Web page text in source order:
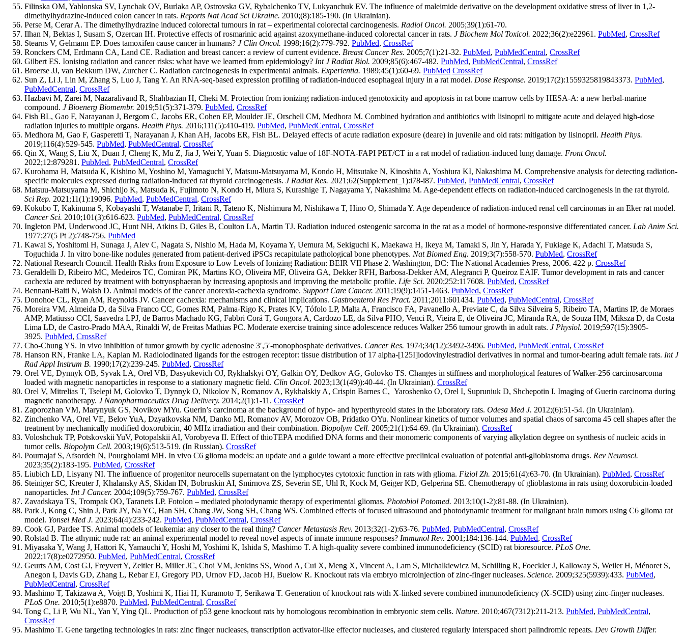
Filinska OM, Yablonska SV, Lynchak OV, Burlaka AP, Ostrovska GV, Rybalchenko TV, Lukyanchuk EV. The influence of maleimide derivative on the development oxidative stress of liver in 1,2-
dimethylhydrazine-induced colon cancer in rats. Reports Nat Acad Sci Ukraine. 2010;(8):185-190. (In Ukrainian).
Perse M, Cerar A. The dimethylhydrazine induced colorectal tumours in rat – experimental colorectal carcinogenesis. Radiol Oncol. 2005;39(1):61-70.
Ilhan N, Bektas I, Susam S, Ozercan IH. Protective effects of rosmarinic acid against azoxymethane-induced colorectal cancer in rats. J Biochem Mol Toxicol. 2022;36(2):e22961. PubMed, CrossRef
Stearns V, Gelmann EP. Does tamoxifen cause cancer in humans? J Clin Oncol. 1998;16(2):779-792. PubMed, CrossRef
Ronckers CM, Erdmann CA, Land CE. Radiation and breast cancer: a review of current evidence. Breast Cancer Res. 2005;7(1):21-32. PubMed, PubMedCentral, CrossRef
Gilbert ES. Ionising radiation and cancer risks: what have we learned from epidemiology? Int J Radiat Biol. 2009;85(6):467-482. PubMed, PubMedCentral, CrossRef
Broerse JJ, van Bekkum DW, Zurcher C. Radiation carcinogenesis in experimental animals. Experientia. 1989;45(1):60-69. PubMed CrossRef
Sun Z, Li J, Lin M, Zhang S, Luo J, Tang Y. An RNA-seq-based expression profiling of radiation-induced esophageal injury in a rat model. Dose Response. 2019;17(2):1559325819843373. PubMed,
PubMedCentral, CrossRef
Hazbavi M, Zarei M, Nazaralivand R, Shahbazian H, Cheki M. Protection from ionizing radiation-induced genotoxicity and apoptosis in rat bone marrow cells by HESA-A: a new herbal-marine
compound. J Bioenerg Biomembr. 2019;51(5):371-379. PubMed, CrossRef
Fish BL, Gao F, Narayanan J, Bergom C, Jacobs ER, Cohen EP, Moulder JE, Orschell CM, Medhora M. Combined hydration and antibiotics with lisinopril to mitigate acute and delayed high-dose
radiation injuries to multiple organs. Health Phys. 2016;111(5):410-419. PubMed, PubMedCentral, CrossRef
Medhora M, Gao F, Gasperetti T, Narayanan J, Khan AH, Jacobs ER, Fish BL. Delayed effects of acute radiation exposure (deare) in juvenile and old rats: mitigation by lisinopril. Health Phys.
2019;116(4):529-545. PubMed, PubMedCentral, CrossRef
Qin X, Wang S, Liu X, Duan J, Cheng K, Mu Z, Jia J, Wei Y, Yuan S. Diagnostic value of 18F-NOTA-FAPI PET/CT in a rat model of radiation-induced lung damage. Front Oncol.
2022;12:879281. PubMed, PubMedCentral, CrossRef
Kurohama H, Matsuda K, Kishino M, Yoshino M, Yamaguchi Y, Matsuu-Matsuyama M, Kondo H, Mitsutake N, Kinoshita A, Yoshiura KI, Nakashima M. Comprehensive analysis for detecting radiation-
specific molecules expressed during radiation-induced rat thyroid carcinogenesis. J Radiat Res. 2021;62(Supplement_1):i78-i87. PubMed, PubMedCentral, CrossRef
Matsuu-Matsuyama M, Shichijo K, Matsuda K, Fujimoto N, Kondo H, Miura S, Kurashige T, Nagayama Y, Nakashima M. Age-dependent effects on radiation-induced carcinogenesis in the rat thyroid.
Sci Rep. 2021;11(1):19096. PubMed, PubMedCentral, CrossRef
Kokubo T, Kakinuma S, Kobayashi T, Watanabe F, Iritani R, Tateno K, Nishimura M, Nishikawa T, Hino O, Shimada Y. Age dependence of radiation-induced renal cell carcinomas in an Eker rat model.
Cancer Sci. 2010;101(3):616-623. PubMed, PubMedCentral, CrossRef
Ingleton PM, Underwood JC, Hunt NH, Atkins D, Giles B, Coulton LA, Martin TJ. Radiation induced osteogenic sarcoma in the rat as a model of hormone-responsive differentiated cancer. Lab Anim Sci.
1977;27(5 Pt 2):748-756. PubMed
Kawai S, Yoshitomi H, Sunaga J, Alev C, Nagata S, Nishio M, Hada M, Koyama Y, Uemura M, Sekiguchi K, Maekawa H, Ikeya M, Tamaki S, Jin Y, Harada Y, Fukiage K, Adachi T, Matsuda S,
Toguchida J. In vitro bone-like nodules generated from patient-derived iPSCs recapitulate pathological bone phenotypes. Nat Biomed Eng. 2019;3(7):558-570. PubMed, CrossRef
National Research Council. Health Risks from Exposure to Low Levels of Ionizing Radiation: BEIR VII Phase 2. Washington, DC: The National Academies Press, 2006. 422 p. CrossRef
Geraldelli D, Ribeiro MC, Medeiros TC, Comiran PK, Martins KO, Oliveira MF, Oliveira GA, Dekker RFH, Barbosa-Dekker AM, Alegranci P, Queiroz EAIF. Tumor development in rats and cancer
cachexia are reduced by treatment with botryosphaeran by increasing apoptosis and improving the metabolic profile. Life Sci. 2020;252:117608. PubMed, CrossRef
Bennani-Baiti N, Walsh D. Animal models of the cancer anorexia-cachexia syndrome. Support Care Cancer. 2011;19(9):1451-1463. PubMed, CrossRef
Donohoe CL, Ryan AM, Reynolds JV. Cancer cachexia: mechanisms and clinical implications. Gastroenterol Res Pract. 2011;2011:601434. PubMed, PubMedCentral, CrossRef
Moreira VM, Almeida D, da Silva Franco CC, Gomes RM, Palma-Rigo K, Prates KV, Tófolo LP, Malta A, Francisco FA, Pavanello A, Previate C, da Silva Silveira S, Ribeiro TA, Martins IP, de Moraes
AMP, Matiusso CCI, Saavedra LPJ, de Barros Machado KG, Fabbri Corá T, Gongora A, Cardozo LE, da Silva PHO, Venci R, Vieira E, de Oliveira JC, Miranda RA, de Souza HM, Miksza D, da Costa
Lima LD, de Castro-Prado MAA, Rinaldi W, de Freitas Mathias PC. Moderate exercise training since adolescence reduces Walker 256 tumour growth in adult rats. J Physiol. 2019;597(15):3905-
3925. PubMed, CrossRef
Cho-Chung YS. In vivo inhibition of tumor growth by cyclic adenosine 3′,5′-monophosphate derivatives. Cancer Res. 1974;34(12):3492-3496. PubMed, PubMedCentral, CrossRef
Hanson RN, Franke LA, Kaplan M. Radioiodinated ligands for the estrogen receptor: tissue distribution of 17 alpha-[125I]iodovinylestradiol derivatives in normal and tumor-bearing adult female rats. Int J
Rad Appl Instrum B. 1990;17(2):239-245. PubMed, CrossRef
Orel VЕ, Dynnyk ОB, Syvak LA, Orel VB, Dasyukevich OJ, Rykhalskyi ОY, Galkin ОY, Dedkov АG, Golovko ТS. Changes in stiffness and morphological features of Walker-256 carcinosarcoma
loaded with magnetic nanoparticles in response to a stationary magnetic field. Clin Oncol. 2023;13(1(49)):40-44. (In Ukrainian). CrossRef
Orel V, Mitrelias T, Tselepi M, Golovko T, Dynnyk O, Nikolov N, Romanov A, Rykhalskiy A, Crispin Barnes C, Yaroshenko O, Orel I, Supruniuk D, Shchepotin I. Imaging of Guerin carcinoma during
magnetic nanotherapy. J Nanopharmaceutics Drug Delivery. 2014;2(1):1-11. CrossRef
Zaporozhan VM, Marynyuk GS, Novikov MYu. Guerin’s carcinoma at the background of hypo- and hyperthyreoid states in the laboratory rats. Odesa Med J. 2012;(6):51-54. (In Ukrainian).
Zinchenko VA, Orel VE, Belov YuA, Dzyatkovska NM, Danko MI, Romanov AV, Morozov OB, Pridatko OYu. Nonlinear kinetics of tumor volumes and spatial chaos of sarcoma 45 cell shapes after the
treatment by mechanically modified doxorubicin, 40 MHz irradiation and their combination. Biopolym Cell. 2005;21(1):64-69. (In Ukrainian). CrossRef
Voloshchuk TP, Potskovskii YuV, Potopalskii AI, Vorobyeva II. Effect of thioTEPA modified DNA forms and their monomeric components of varying alkylation degree on synthesis of nucleic acids in
tumor cells. Biopolym Cell. 2003;19(6):513-519. (In Russian). CrossRef
Pournajaf S, Afsordeh N, Pourgholami MH. In vivo C6 glioma models: an update and a guide toward a more effective preclinical evaluation of potential anti-glioblastoma drugs. Rev Neurosci.
2023;35(2):183-195. PubMed, CrossRef
Liubich LD, Lisyany NI. The influence of progenitor neurocells supernatant on the lymphocytes cytotoxic function in rats with glioma. Fiziol Zh. 2015;61(4):63-70. (In Ukrainian). PubMed, CrossRef
Steiniger SC, Kreuter J, Khalansky AS, Skidan IN, Bobruskin AI, Smirnova ZS, Severin SE, Uhl R, Kock M, Geiger KD, Gelperina SE. Chemotherapy of glioblastoma in rats using doxorubicin-loaded
nanoparticles. Int J Cancer. 2004;109(5):759-767. PubMed, CrossRef
Zavadskaya TS, Trompak OO, Taranets LP. Fotolon – mediated photodynamic therapy of experimental gliomas. Photobiol Potomed. 2013;10(1-2):81-88. (In Ukrainian).
Park J, Kong C, Shin J, Park JY, Na YC, Han SH, Chang JW, Song SH, Chang WS. Combined effects of focused ultrasound and photodynamic treatment for malignant brain tumors using C6 glioma rat
model. Yonsei Med J. 2023;64(4):233-242. PubMed, PubMedCentral, CrossRef
Cook GJ, Pardee TS. Animal models of leukemia: any closer to the real thing? Cancer Metastasis Rev. 2013;32(1-2):63-76. PubMed, PubMedCentral, CrossRef
Rolstad B. The athymic nude rat: an animal experimental model to reveal novel aspects of innate immune responses? Immunol Rev. 2001;184:136-144. PubMed, CrossRef
Miyasaka Y, Wang J, Hattori K, Yamauchi Y, Hoshi M, Yoshimi K, Ishida S, Mashimo T. A high-quality severe combined immunodeficiency (SCID) rat bioresource. PLoS One.
2022;17(8):e0272950. PubMed, PubMedCentral, CrossRef
Geurts AM, Cost GJ, Freyvert Y, Zeitler B, Miller JC, Choi VM, Jenkins SS, Wood A, Cui X, Meng X, Vincent A, Lam S, Michalkiewicz M, Schilling R, Foeckler J, Kalloway S, Weiler H, Ménoret S,
Anegon I, Davis GD, Zhang L, Rebar EJ, Gregory PD, Urnov FD, Jacob HJ, Buelow R. Knockout rats via embryo microinjection of zinc-finger nucleases. Science. 2009;325(5939):433. PubMed,
PubMedCentral, CrossRef
Mashimo T, Takizawa A, Voigt B, Yoshimi K, Hiai H, Kuramoto T, Serikawa T. Generation of knockout rats with X-linked severe combined immunodeficiency (X-SCID) using zinc-finger nucleases.
PLoS One. 2010;5(1):e8870. PubMed, PubMedCentral, CrossRef
Tong C, Li P, Wu NL, Yan Y, Ying QL. Production of p53 gene knockout rats by homologous recombination in embryonic stem cells. Nature. 2010;467(7312):211-213. PubMed, PubMedCentral,
CrossRef
Mashimo T. Gene targeting technologies in rats: zinc finger nucleases, transcription activator-like effector nucleases, and clustered regularly interspaced short palindromic repeats. Dev Growth Differ.